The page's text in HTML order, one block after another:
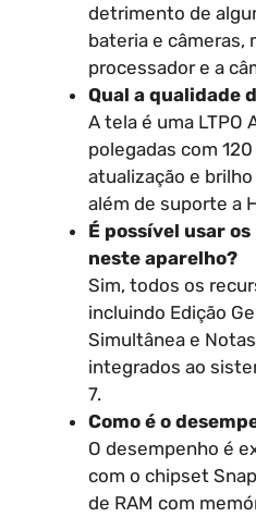
detrimento de
bateria e câmeras,
processador e a
Qual a qualidade
A tela é uma LTPO
polegadas com
atualização e
além de suporte a
É possível usar
neste aparelho?
Sim, todos os
incluindo Edição
Simultânea e
integrados ao
7.
Como é o
O desempenho é
com o chipset
de RAM com